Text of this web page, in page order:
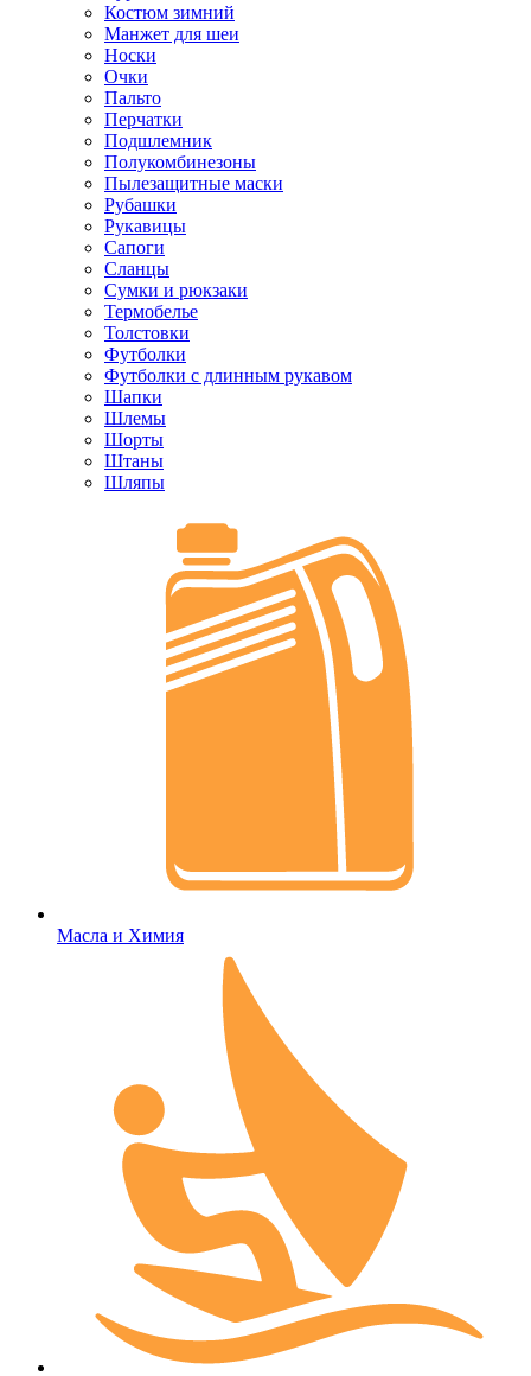
Костюм зимний
Манжет для шеи
Носки
Очки
Пальто
Перчатки
Подшлемник
Полукомбинезоны
Пылезащитные маски
Рубашки
Рукавицы
Сапоги
Сланцы
Сумки и рюкзаки
Термобелье
Толстовки
Футболки
Футболки с длинным рукавом
Шапки
Шлемы
Шорты
Штаны
Шляпы
Масла и Химия